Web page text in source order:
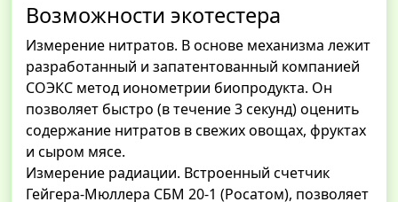
Возможности экотестера
Измерение нитратов. В основе механизма лежит
разработанный и запатентованный компанией
СОЭКС метод ионометрии биопродукта. Он
позволяет быстро (в течение 3 секунд) оценить
содержание нитратов в свежих овощах, фруктах
и сыром мясе.
Измерение радиации. Встроенный счетчик
Гейгера-Мюллера СБМ 20-1 (Росатом), позволяет